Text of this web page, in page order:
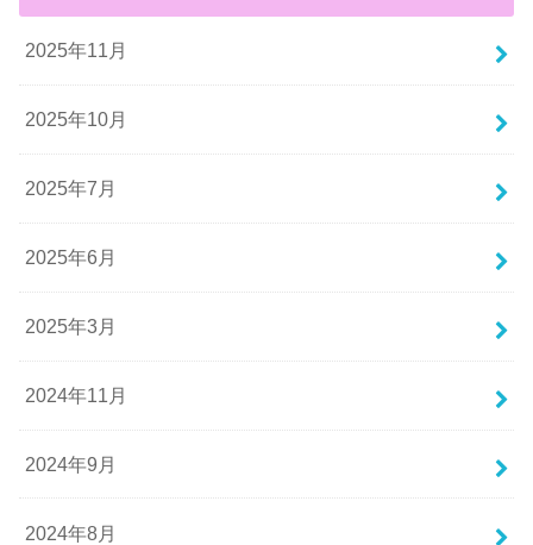
2025年11月
2025年10月
2025年7月
2025年6月
2025年3月
2024年11月
2024年9月
2024年8月